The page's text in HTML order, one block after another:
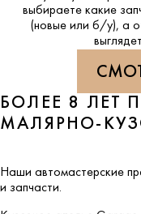
выбираете какие
(новые или б/у), а
БОЛЕЕ 8 ЛЕТ
МАЛЯРНО-
Наши автомастерские
и запчасти.